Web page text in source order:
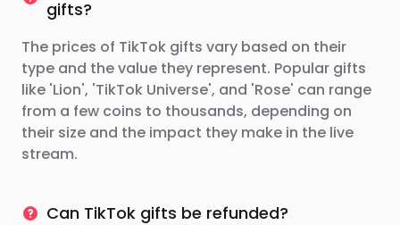
gifts?
The prices of TikTok gifts vary based on their
type and the value they represent. Popular gifts
like 'Lion', 'TikTok Universe', and 'Rose' can range
from a few coins to thousands, depending on
their size and the impact they make in the live
stream.
Can TikTok gifts be refunded?